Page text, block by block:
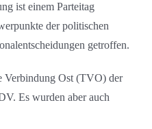
ist einem Parteitag
der politischen
getroffen.
Verbindung Ost (TVO) der
Es wurden aber auch